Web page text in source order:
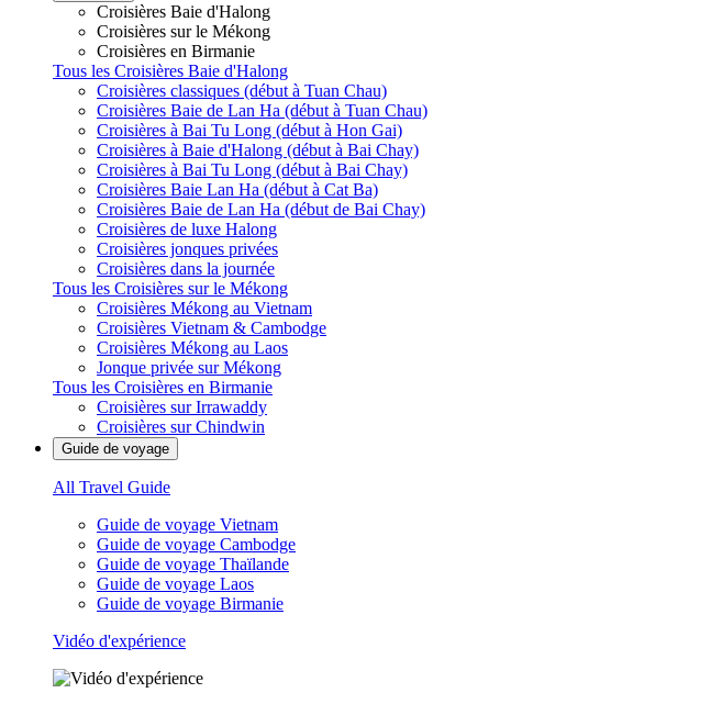
Croisières Baie d'Halong
Croisières sur le Mékong
Croisières en Birmanie
Tous les Croisières Baie d'Halong
Croisières classiques (début à Tuan Chau)
Croisières Baie de Lan Ha (début à Tuan Chau)
Croisières à Bai Tu Long (début à Hon Gai)
Croisières à Baie d'Halong (début à Bai Chay)
Croisières à Bai Tu Long (début à Bai Chay)
Croisières Baie Lan Ha (début à Cat Ba)
Croisières Baie de Lan Ha (début de Bai Chay)
Croisières de luxe Halong
Croisières jonques privées
Croisières dans la journée
Tous les Croisières sur le Mékong
Croisières Mékong au Vietnam
Croisières Vietnam & Cambodge
Croisières Mékong au Laos
Jonque privée sur Mékong
Tous les Croisières en Birmanie
Croisières sur Irrawaddy
Croisières sur Chindwin
Guide de voyage
All Travel Guide
Guide de voyage Vietnam
Guide de voyage Cambodge
Guide de voyage Thaïlande
Guide de voyage Laos
Guide de voyage Birmanie
Vidéo d'expérience